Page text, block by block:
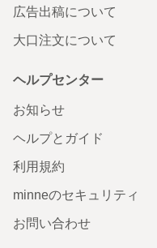
広告出稿について
大口注文について
ヘルプセンター
お知らせ
ヘルプとガイド
利用規約
minneのセキュリティ
お問い合わせ